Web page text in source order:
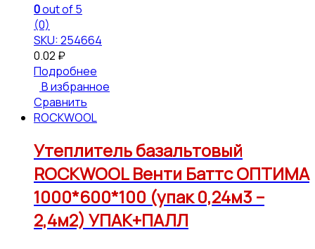
0out of 5
(0)
SKU: 254664
0.02 ₽
Подробнее
В избранное
Сравнить
ROCKWOOL
Утеплитель базальтовый
ROCKWOOL Венти Баттс ОПТИМА
1000*600*100 (упак 0,24м3 –
2,4м2) УПАК+ПАЛЛ